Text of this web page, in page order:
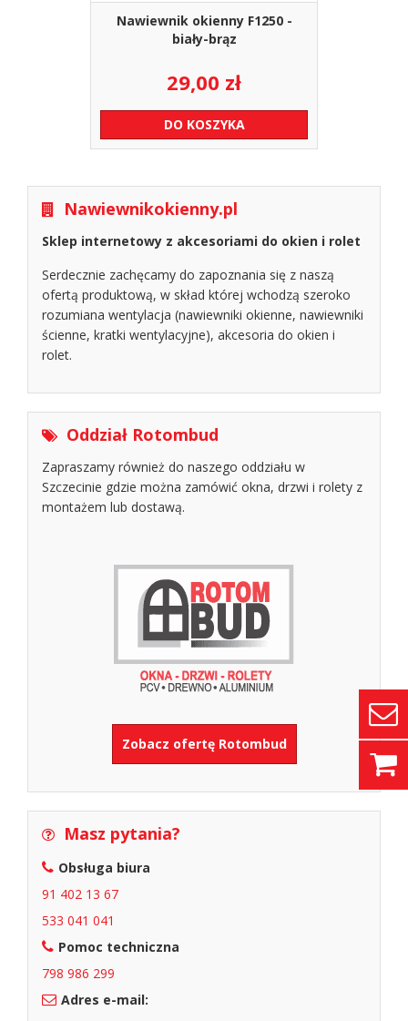
Nawiewnik okienny F1250 -
biały-brąz
29,00 zł
DO KOSZYKA
Nawiewnikokienny.pl
Sklep internetowy z akcesoriami do okien i rolet
Serdecznie zachęcamy do zapoznania się z naszą
ofertą produktową, w skład której wchodzą szeroko
rozumiana wentylacja (nawiewniki okienne, nawiewniki
ścienne, kratki wentylacyjne), akcesoria do okien i
rolet.
Oddział Rotombud
Zapraszamy również do naszego oddziału w
Szczecinie gdzie można zamówić okna, drzwi i rolety z
montażem lub dostawą.
Zobacz ofertę Rotombud
Masz pytania?
Obsługa biura
91 402 13 67
533 041 041
Pomoc techniczna
798 986 299
Adres e-mail: